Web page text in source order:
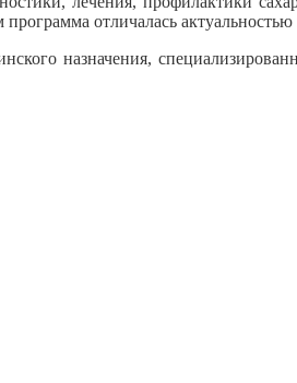
отличалась
назначения,